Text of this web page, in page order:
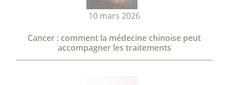
10 mars 2026
Cancer : comment la médecine chinoise peut
accompagner les traitements